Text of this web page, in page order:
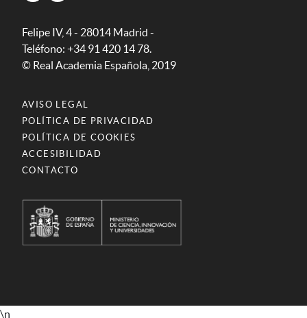
Felipe IV, 4 - 28014 Madrid -
Teléfono: +34 91 420 14 78.
© Real Academia Española, 2019
AVISO LEGAL
POLÍTICA DE PRIVACIDAD
POLÍTICA DE COOKIES
ACCESIBILIDAD
CONTACTO
\n